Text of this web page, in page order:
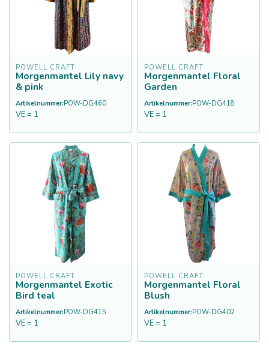
POWELL CRAFT
Morgenmantel Lily navy
& pink
Artikelnummer:POW-DG460
VE = 1
POWELL CRAFT
Morgenmantel Floral
Garden
Artikelnummer:POW-DG418
VE = 1
POWELL CRAFT
Morgenmantel Exotic
Bird teal
Artikelnummer:POW-DG415
VE = 1
POWELL CRAFT
Morgenmantel Floral
Blush
Artikelnummer:POW-DG402
VE = 1